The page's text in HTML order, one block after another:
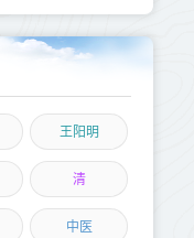
王阳明
清
中医